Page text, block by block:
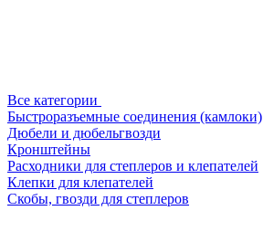
Все категории
Быстроразъемные соединения (камлоки)
Дюбели и дюбельгвозди
Кронштейны
Расходники для степлеров и клепателей
Клепки для клепателей
Скобы, гвозди для степлеров